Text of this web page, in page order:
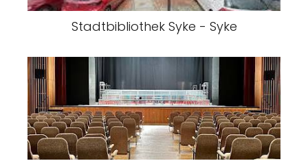
Stadtbibliothek Syke - Syke